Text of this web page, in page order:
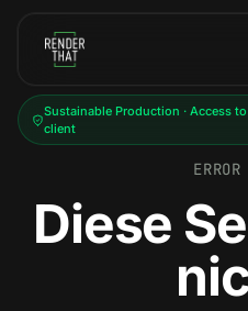
Sustainable Production · Access to
client
Diese